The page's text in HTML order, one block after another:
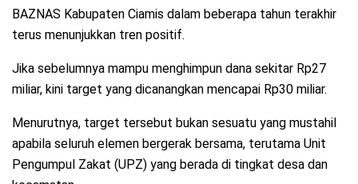
BAZNAS Kabupaten Ciamis dalam beberapa tahun terakhir
terus menunjukkan tren positif.
Jika sebelumnya mampu menghimpun dana sekitar Rp27
miliar, kini target yang dicanangkan mencapai Rp30 miliar.
Menurutnya, target tersebut bukan sesuatu yang mustahil
apabila seluruh elemen bergerak bersama, terutama Unit
Pengumpul Zakat (UPZ) yang berada di tingkat desa dan